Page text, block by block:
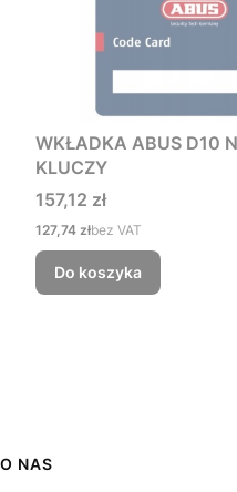
WKŁADKA ABUS D10
KLUCZY
Cena
157,12 zł
Cena
127,74 złbez VAT
Do koszyka
Linki w stopce
O NAS